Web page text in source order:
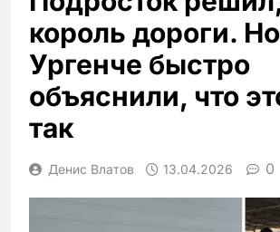
король дороги.
Ургенче быстро
объяснили, что
так
Денис Влатов 13.04.2026 0